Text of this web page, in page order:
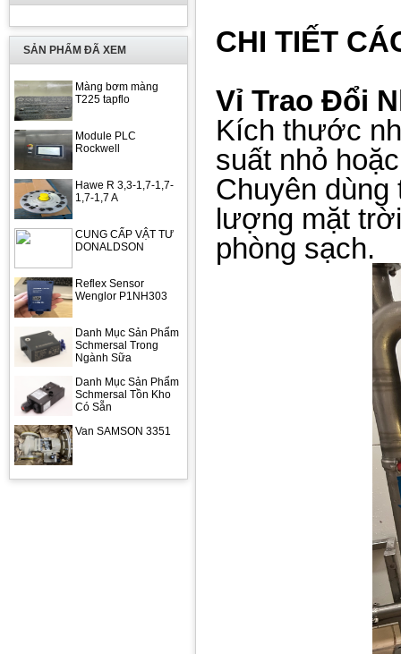
SẢN PHẨM ĐÃ XEM
Màng bơm màng
T225 tapflo
Module PLC
Rockwell
Hawe R 3,3-1,7-1,7-
1,7-1,7 A
CUNG CẤP VẬT TƯ
DONALDSON
Reflex Sensor
Wenglor P1NH303
Danh Mục Sản Phẩm
Schmersal Trong
Ngành Sữa
Danh Mục Sản Phẩm
Schmersal Tồn Kho
Có Sẵn
Van SAMSON 3351
CHI TIẾT
Vỉ Trao Đổi
Kích thước
suất nhỏ
Chuyên
lượng mặt
phòng sạch.